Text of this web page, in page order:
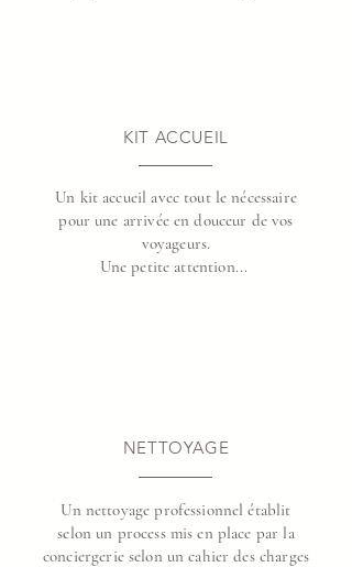
KIT ACCUEIL
Un kit accueil avec tout le nécessaire
pour une arrivée en douceur de vos
voyageurs.
Une petite attention...
NETTOYAGE
Un nettoyage professionnel établit
selon un process mis en place par la
conciergerie selon un cahier des charges